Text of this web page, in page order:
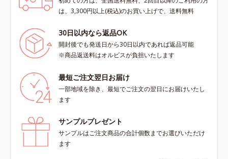
は、3,300円以上(税込)のお買い上げで、送料無料
30日以内なら返品OK
開封後でも発送日から30日以内であれば返品可能
※商品返送料はオルビスが負担いたします
最短ご注文翌日お届け
一部地域を除き、最短でご注文の翌日にお届けいたし
ます
サンプルプレゼント
サンプルはご注文商品の合計個数までお選びいただけ
ます